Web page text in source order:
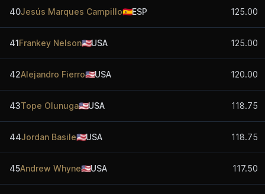
40Jesús Marques Campillo🇪🇸ESP 125.00
41Frankey Nelson🇺🇸USA 125.00
42Alejandro Fierro🇺🇸USA 120.00
43Tope Olunuga🇺🇸USA 118.75
44Jordan Basile🇺🇸USA 118.75
45Andrew Whyne🇺🇸USA 117.50